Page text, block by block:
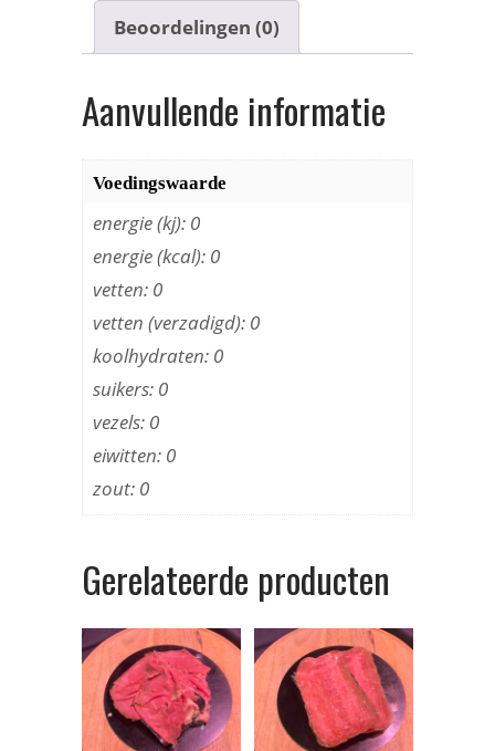
Beoordelingen (0)
Aanvullende informatie
Voedingswaarde
energie (kj): 0
energie (kcal): 0
vetten: 0
vetten (verzadigd): 0
koolhydraten: 0
suikers: 0
vezels: 0
eiwitten: 0
zout: 0
Gerelateerde producten